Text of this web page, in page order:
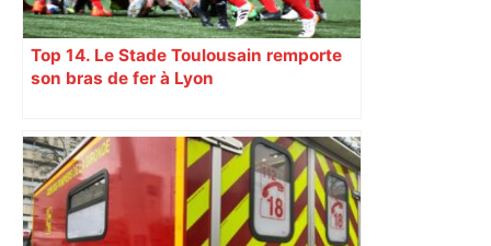
Top 14. Le Stade Toulousain remporte
son bras de fer à Lyon